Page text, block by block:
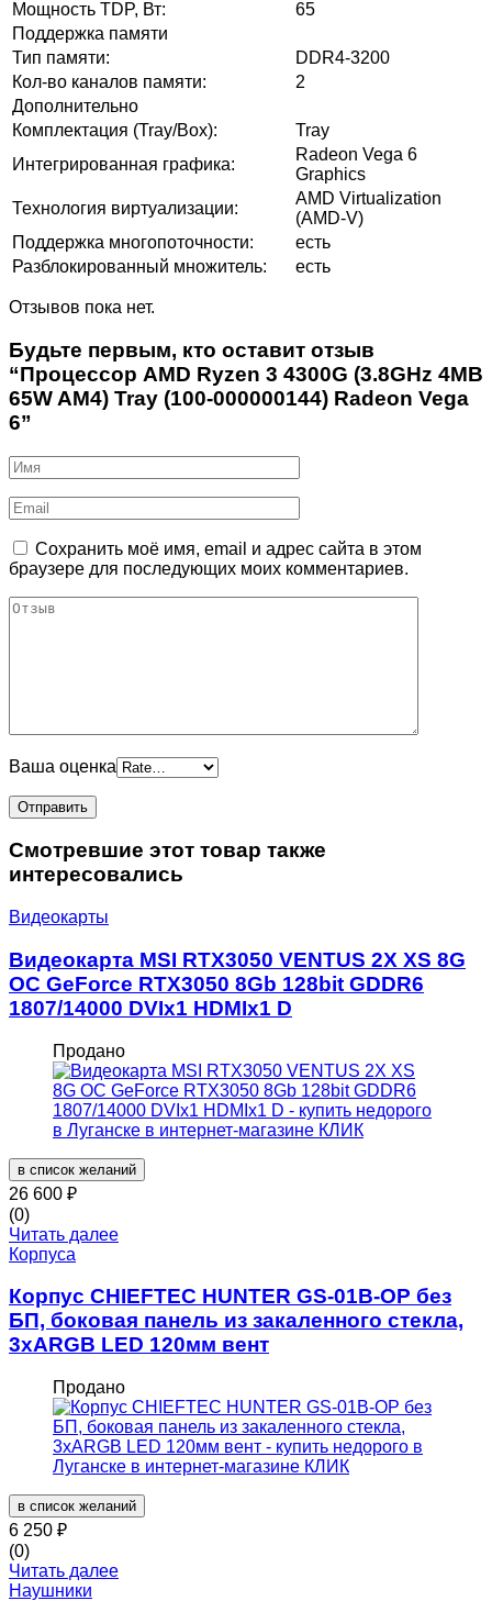
Мощность TDP, Вт:
65
Поддержка памяти
Тип памяти:
DDR4-3200
Кол-во каналов памяти:
2
Дополнительно
Комплектация (Tray/Box):
Tray
Интегрированная графика:
Radeon Vega 6
Graphics
Технология виртуализации:
AMD Virtualization
(AMD-V)
Поддержка многопоточности:
есть
Разблокированный множитель:
есть
Отзывов пока нет.
Будьте первым, кто оставит отзыв
“Процессор AMD Ryzen 3 4300G (3.8GHz 4MB
65W AM4) Tray (100-000000144) Radeon Vega
6”
Сохранить моё имя, email и адрес сайта в этом
браузере для последующих моих комментариев.
Ваша оценка
Смотревшие этот товар также
интересовались
Видеокарты
Видеокарта MSI RTX3050 VENTUS 2X XS 8G
OC GeForce RTX3050 8Gb 128bit GDDR6
1807/14000 DVIx1 HDMIx1 D
Продано
в список желаний
26 600 ₽
(0)
Читать далее
Корпуса
Корпус CHIEFTEC HUNTER GS-01B-OP без
БП, боковая панель из закаленного стекла,
3xARGB LED 120мм вент
Продано
в список желаний
6 250 ₽
(0)
Читать далее
Наушники